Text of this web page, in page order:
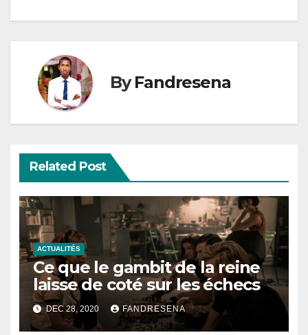
ByFandresena
Related Post
ACTUALITÉS
Ce que le gambit de la reine
laisse de coté sur les échecs
DEC 28, 2020 FANDRESENA